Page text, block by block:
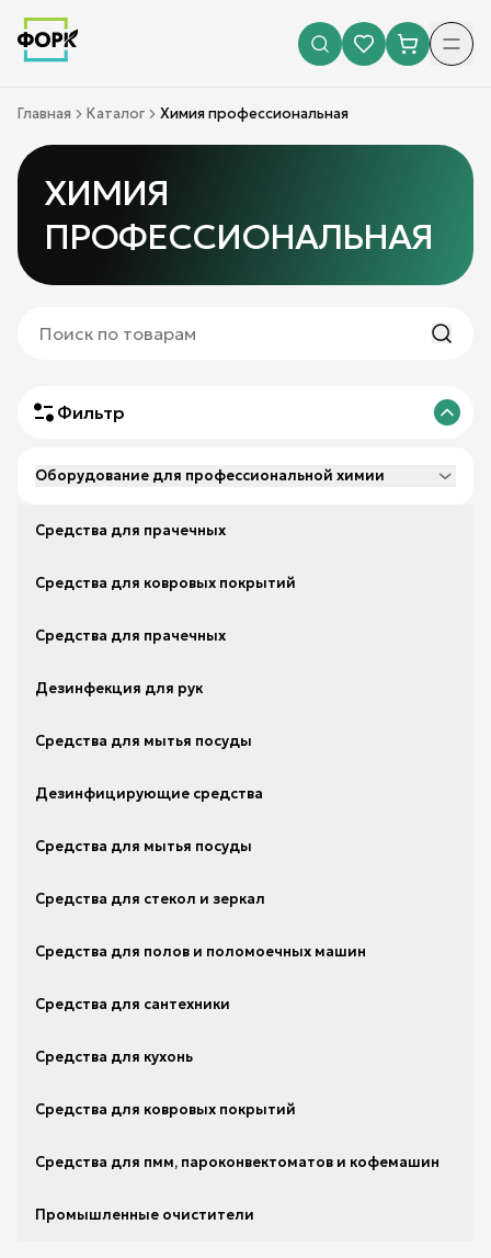
Главная Каталог Химия профессиональная
ХИМИЯ
ПРОФЕССИОНАЛЬНАЯ
Фильтр
Оборудование для профессиональной химии
Средства для прачечных
Средства для ковровых покрытий
Средства для прачечных
Дезинфекция для рук
Средства для мытья посуды
Дезинфицирующие средства
Средства для мытья посуды
Средства для стекол и зеркал
Средства для полов и поломоечных машин
Средства для сантехники
Средства для кухонь
Средства для ковровых покрытий
Средства для пмм, пароконвектоматов и кофемашин
Промышленные очистители